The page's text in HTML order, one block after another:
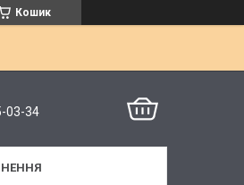
Кошик
03-34